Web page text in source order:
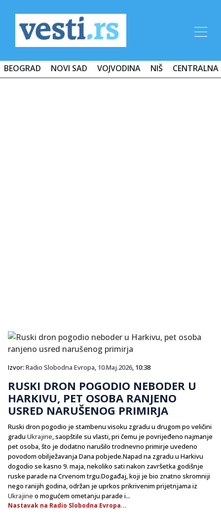
BEOGRAD NOVI SAD VOJVODINA NIŠ CENTRALNA
Izvor: Radio Slobodna Evropa, 10.Maj.2026, 10:38
RUSKI DRON POGODIO NEBODER U
HARKIVU, PET OSOBA RANJENO
USRED NARUŠENOG PRIMIRJA
Ruski dron pogodio je stambenu visoku zgradu u drugom po veličini
gradu Ukrajine, saopštile su vlasti, pri čemu je povrijeđeno najmanje
pet osoba, što je dodatno narušilo trodnevno primirje uvedeno
povodom obilježavanja Dana pobjede.Napad na zgradu u Harkivu
dogodio se kasno 9. maja, nekoliko sati nakon završetka godišnje
ruske parade na Crvenom trgu.Događaj, koji je bio znatno skromniji
nego ranijih godina, održan je uprkos prikrivenim prijetnjama iz
Ukrajine o mogućem ometanju parade i...
Nastavak na Radio Slobodna Evropa...